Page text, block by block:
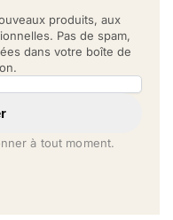
produits, aux
Pas de spam,
dans votre boîte de
à tout moment.